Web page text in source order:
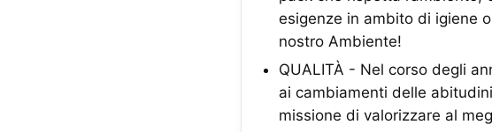
esigenze in ambito di igiene
nostro Ambiente!
QUALITÀ - Nel corso degli
ai cambiamenti delle
missione di valorizzare al